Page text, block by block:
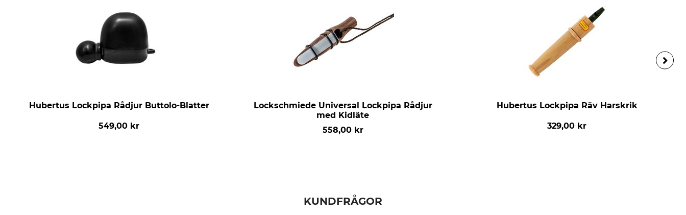
Hubertus Lockpipa Rådjur Buttolo-Blatter
549,00 kr
Lockschmiede Universal Lockpipa Rådjur
med Kidläte
558,00 kr
Hubertus Lockpipa Räv Harskrik
329,00 kr
KUNDFRÅGOR